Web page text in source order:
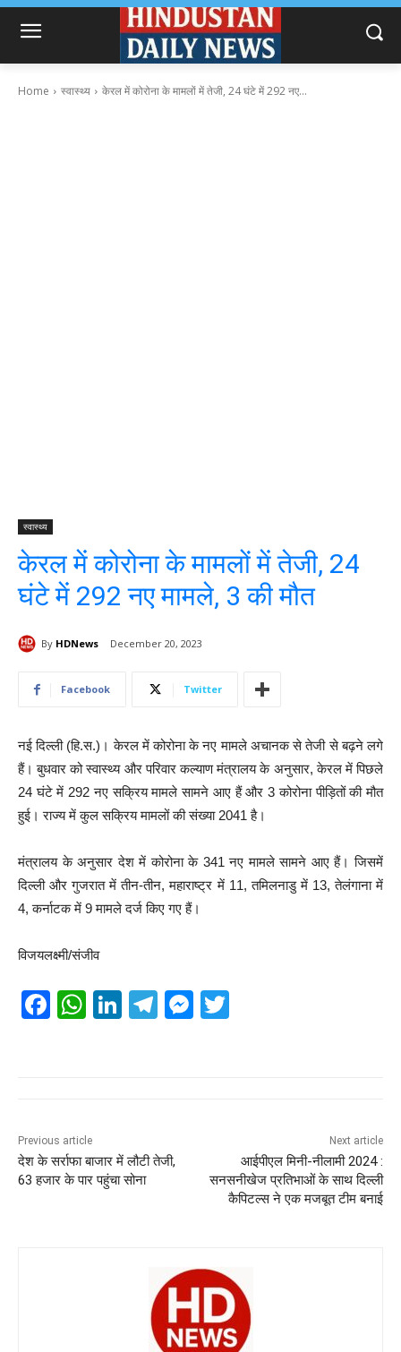
Home स्वास्थ्य केरल में कोरोना के मामलों में तेजी, 24 घंटे में 292 नए...
स्वास्थ्य
केरल में कोरोना के मामलों में तेजी, 24
घंटे में 292 नए मामले, 3 की मौत
By HDNews December 20, 2023
Facebook Twitter
नई दिल्ली (हि.स.)। केरल में कोरोना के नए मामले अचानक से तेजी से बढ़ने लगे
हैं। बुधवार को स्वास्थ्य और परिवार कल्याण मंत्रालय के अनुसार, केरल में पिछले
24 घंटे में 292 नए सक्रिय मामले सामने आए हैं और 3 कोरोना पीड़ितों की मौत
हुई। राज्य में कुल सक्रिय मामलों की संख्या 2041 है।
मंत्रालय के अनुसार देश में कोरोना के 341 नए मामले सामने आए हैं। जिसमें
दिल्ली और गुजरात में तीन-तीन, महाराष्ट्र में 11, तमिलनाडु में 13, तेलंगाना में
4, कर्नाटक में 9 मामले दर्ज किए गए हैं।
विजयलक्ष्मी/संजीव
F
o
o
W
p
p
Li
n
T
m
M
er
Previous article
देश के सर्राफा बाजार में लौटी तेजी,
63 हजार के पार पहुंचा सोना
Next article
आईपीएल मिनी-नीलामी 2024 :
सनसनीखेज प्रतिभाओं के साथ दिल्ली
कैपिटल्स ने एक मजबूत टीम बनाई